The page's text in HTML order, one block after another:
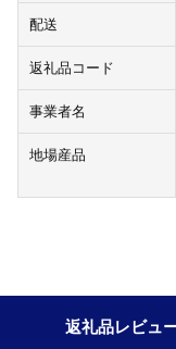
配送
返礼品コード
事業者名
地場産品
返礼品レビュ